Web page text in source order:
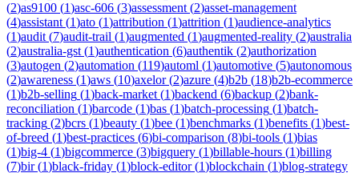
(2)as9100 (1)asc-606 (3)assessment (2)asset-management
(4)assistant (1)ato (1)attribution (1)attrition (1)audience-analytics
(1)audit (7)audit-trail (1)augmented (1)augmented-reality (2)australia
(2)australia-gst (1)authentication (6)authentik (2)authorization
(3)autogen (2)automation (119)automl (1)automotive (5)autonomous
(2)awareness (1)aws (10)axelor(2)azure (4)b2b (18)b2b-ecommerce
(1)b2b-selling (1)back-market (1)backend (6)backup (2)bank-
reconciliation (1)barcode (1)bas (1)batch-processing (1)batch-
tracking (2)bcrs (1)beauty (1)bee (1)benchmarks (1)benefits (1)best-
of-breed (1)best-practices (6)bi-comparison (8)bi-tools (1)bias
(1)big-4 (1)bigcommerce (3)bigquery (1)billable-hours (1)billing
(7)bir(1)black-friday (1)block-editor(1)blockchain (1)blog-strategy